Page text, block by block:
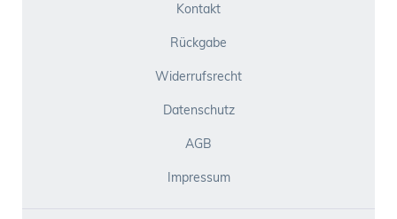
Kontakt
Rückgabe
Widerrufsrecht
Datenschutz
AGB
Impressum